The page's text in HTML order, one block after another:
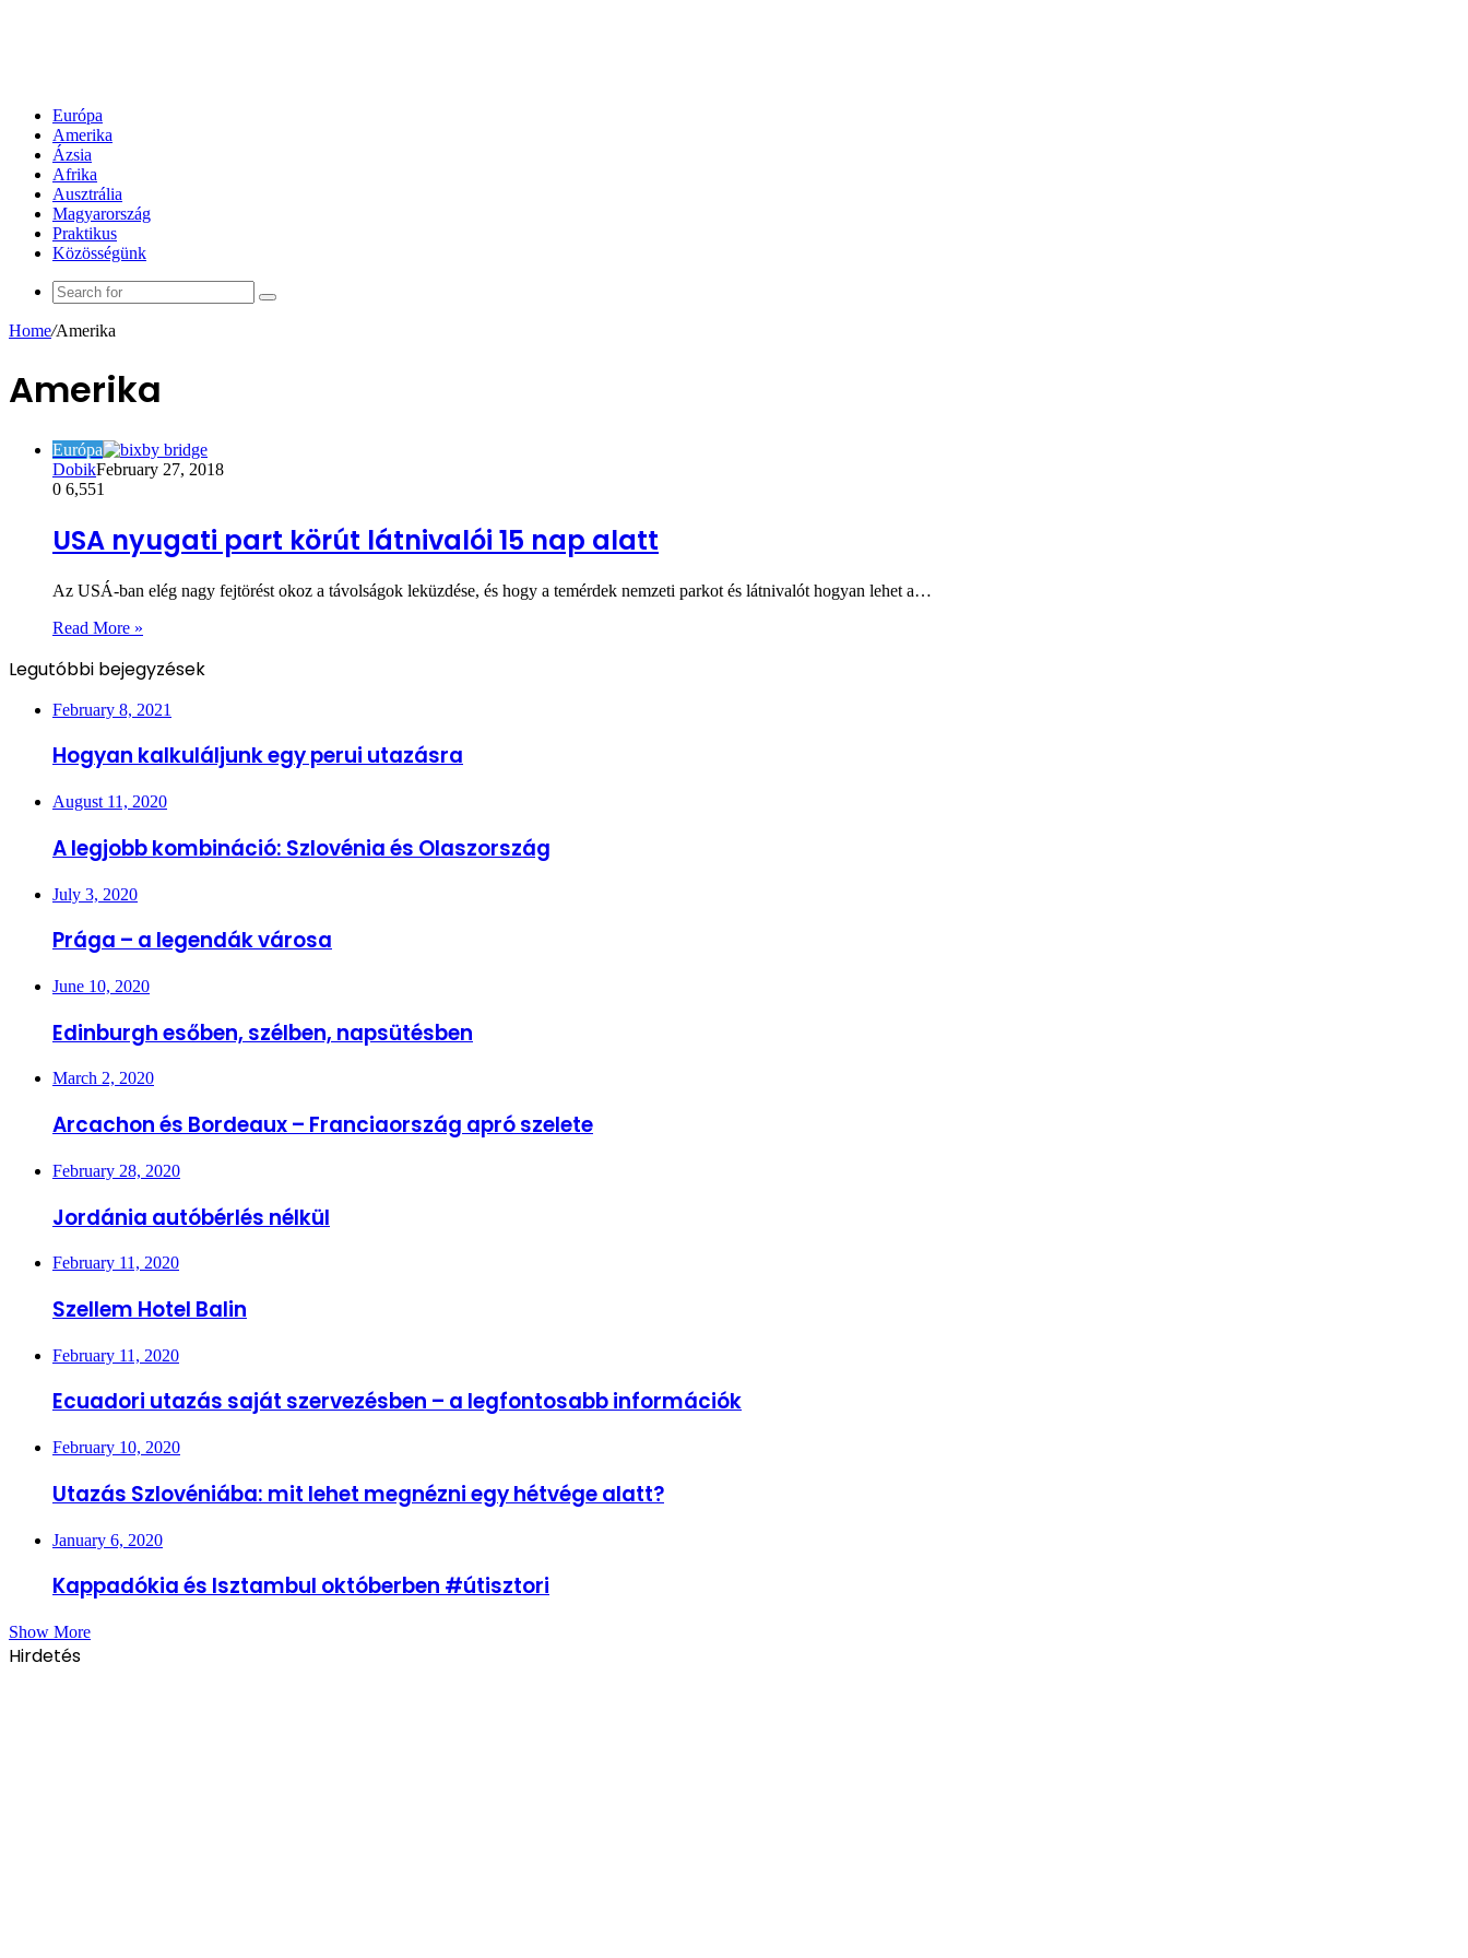
Európa
Amerika
Ázsia
Afrika
Ausztrália
Magyarország
Praktikus
Közösségünk
Search
Home/Amerika
Amerika
Európa
DobikFebruary 27, 2018
0 6,551
USA nyugati part körút látnivalói 15 nap alatt
Az USÁ-ban elég nagy fejtörést okoz a távolságok leküzdése, és hogy a temérdek nemzeti parkot és látnivalót hogyan lehet a…
Read More »
Legutóbbi bejegyzések
February 8, 2021
Hogyan kalkuláljunk egy perui utazásra
August 11, 2020
A legjobb kombináció: Szlovénia és Olaszország
July 3, 2020
Prága – a legendák városa
June 10, 2020
Edinburgh esőben, szélben, napsütésben
March 2, 2020
Arcachon és Bordeaux – Franciaország apró szelete
February 28, 2020
Jordánia autóbérlés nélkül
February 11, 2020
Szellem Hotel Balin
February 11, 2020
Ecuadori utazás saját szervezésben – a legfontosabb információk
February 10, 2020
Utazás Szlovéniába: mit lehet megnézni egy hétvége alatt?
January 6, 2020
Kappadókia és Isztambul októberben #útisztori
Show More
Hirdetés